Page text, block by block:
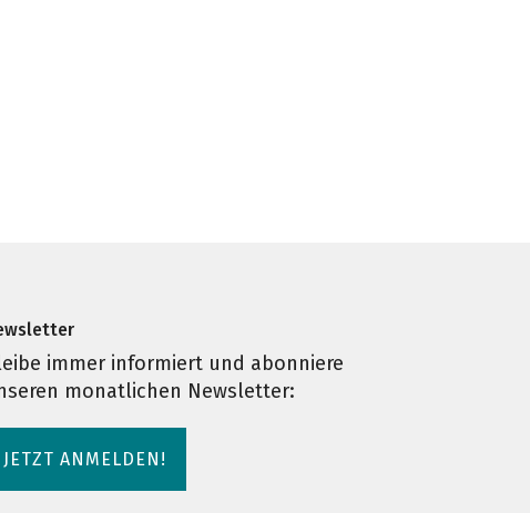
immer informiert und abonniere
monatlichen Newsletter:
JETZT ANMELDEN!